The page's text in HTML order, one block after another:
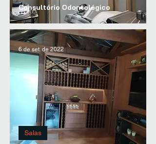
Consultório Odontológico
Salas
6 de set. de 2022